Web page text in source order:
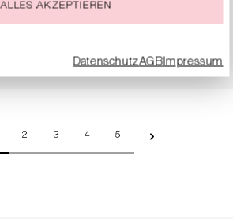
WIDE-FIT HOSE AUS
269,99 €
Seite
2 Seite
3 Seite
4 Seite
5
ALLES AKZEPTIEREN
DatenschutzAGBImpressum